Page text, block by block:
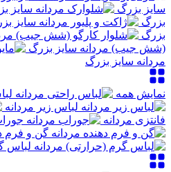
سایز بزرگ
بزرگ
بزرگ
(شش جیب) مردانه سایز بزرگ
مردانه سایز بزرگ
نمایش همه
لباس زیر مردانه
فانتزی مردانه
گن و فرم
لباس